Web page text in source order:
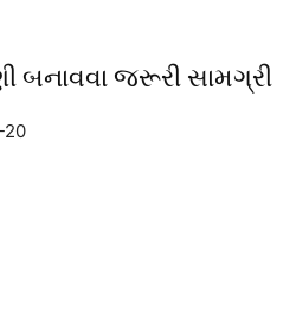
બનાવવા જરૂરી સામગ્રી
20